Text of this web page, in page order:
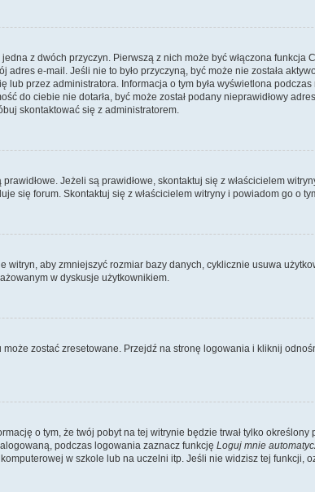
z dwóch przyczyn. Pierwszą z nich może być włączona funkcja
e-mail. Jeśli nie to było przyczyną, być może nie została
przez administratora. Informacja o tym była wyświetlona podczas
do ciebie nie dotarła, być może został podany nieprawidłowy
skontaktować się z administratorem.
Jeżeli są prawidłowe, skontaktuj się z właścicielem
się forum. Skontaktuj się z właścicielem witryny i powiadom go o
aby zmniejszyć rozmiar bazy danych, cyklicznie usuwa
w dyskusje użytkownikiem.
zostać zresetowane. Przejdź na stronę logowania i kliknij
o tym, że twój pobyt na tej witrynie będzie trwał tylko
podczas logowania zaznacz funkcję Loguj mnie
w szkole lub na uczelni itp. Jeśli nie widzisz tej funkcji,